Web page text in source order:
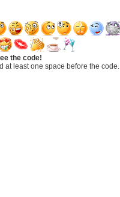
the code!
at least one space before the code.